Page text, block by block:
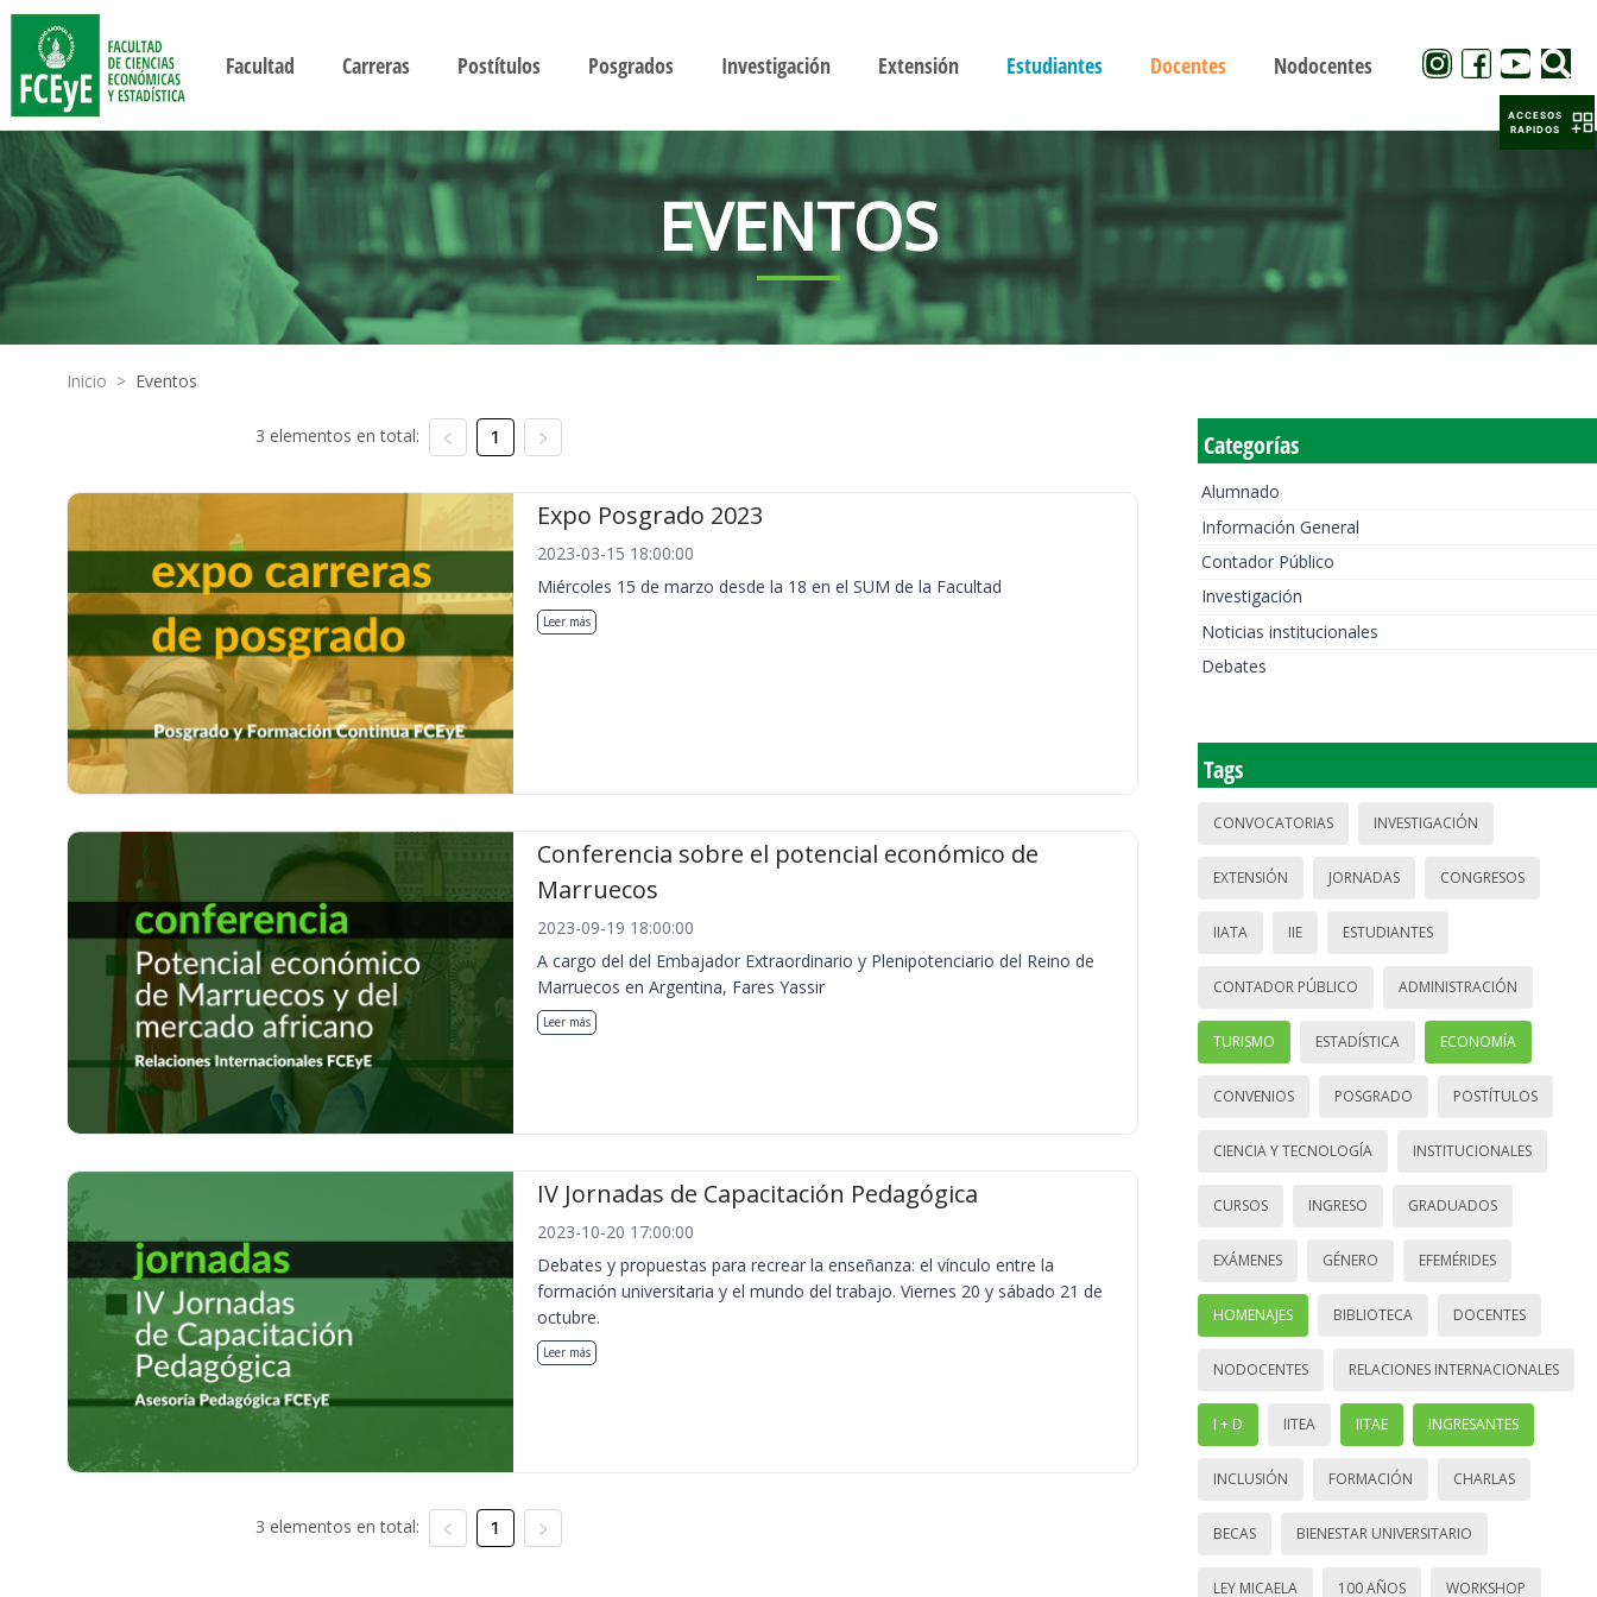
Facultad Carreras Postítulos Posgrados Investigación Extensión Estudiantes Docentes Nodocentes
EVENTOS
Inicio > Eventos
3 elementos en total: 1
Expo Posgrado 2023
2023-03-15 18:00:00
Miércoles 15 de marzo desde la 18 en el SUM de la Facultad
Leer más
Conferencia sobre el potencial económico de
Marruecos
2023-09-19 18:00:00
A cargo del del Embajador Extraordinario y Plenipotenciario del Reino de
Marruecos en Argentina, Fares Yassir
Leer más
IV Jornadas de Capacitación Pedagógica
2023-10-20 17:00:00
Debates y propuestas para recrear la enseñanza: el vínculo entre la
formación universitaria y el mundo del trabajo. Viernes 20 y sábado 21 de
octubre.
Leer más
3 elementos en total: 1
Categorías
Alumnado
Información General
Contador Público
Investigación
Noticias institucionales
Debates
Tags
CONVOCATORIAS INVESTIGACIÓN
EXTENSIÓN JORNADAS CONGRESOS
IIATA IIE ESTUDIANTES
CONTADOR PÚBLICO ADMINISTRACIÓN
TURISMO ESTADÍSTICA ECONOMÍA
CONVENIOS POSGRADO POSTÍTULOS
CIENCIA Y TECNOLOGÍA INSTITUCIONALES
CURSOS INGRESO GRADUADOS
EXÁMENES GÉNERO EFEMÉRIDES
HOMENAJES BIBLIOTECA DOCENTES
NODOCENTES RELACIONES INTERNACIONALES
I + D IITEA IITAE INGRESANTES
INCLUSIÓN FORMACIÓN CHARLAS
BECAS BIENESTAR UNIVERSITARIO
LEY MICAELA 100 AÑOS WORKSHOP
ACCESOS
RAPIDOS